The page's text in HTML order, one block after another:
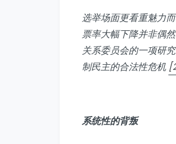
选举场面更看重魅力
票率大幅下降并非偶
关系委员会的一项研
制民主的合法性危机
系统性的背叛